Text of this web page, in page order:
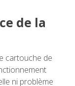
de la
cartouche de
ni problème